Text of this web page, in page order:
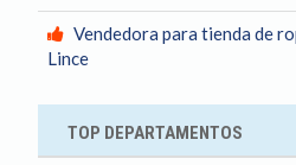
Vendedora para tienda de
Lince
TOP DEPARTAMENTOS